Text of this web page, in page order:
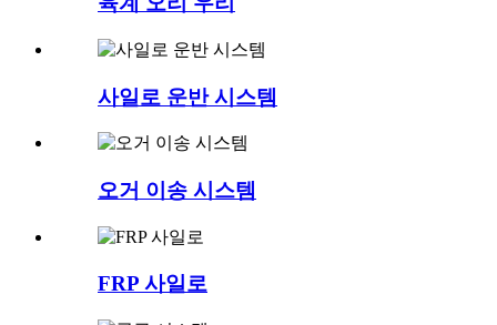
사일로 운반 시스템
오거 이송 시스템
FRP 사일로